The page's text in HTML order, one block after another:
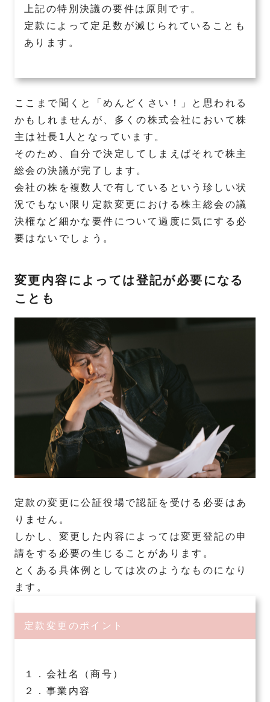
上記の特別決議の要件は原則です。
定款によって定足数が減じられていることも
あります。
ここまで聞くと「めんどくさい！」と思われる
かもしれませんが、多くの株式会社において株
主は社長1人となっています。
そのため、自分で決定してしまえばそれで株主
総会の決議が完了します。
会社の株を複数人で有しているという珍しい状
況でもない限り定款変更における株主総会の議
決権など細かな要件について過度に気にする必
要はないでしょう。
変更内容によっては登記が必要になる
ことも
定款の変更に公証役場で認証を受ける必要はあ
りません。
しかし、変更した内容によっては変更登記の申
請をする必要の生じることがあります。
とくある具体例としては次のようなものになり
ます。
定款変更のポイント
１．会社名（商号）
２．事業内容